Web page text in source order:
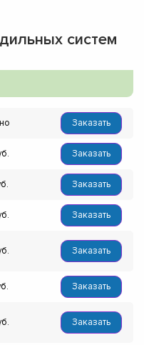
систем
Заказать
Заказать
Заказать
Заказать
Заказать
Заказать
Заказать